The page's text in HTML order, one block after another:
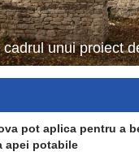
unui proiect
pot aplica pentru a
apei potabile